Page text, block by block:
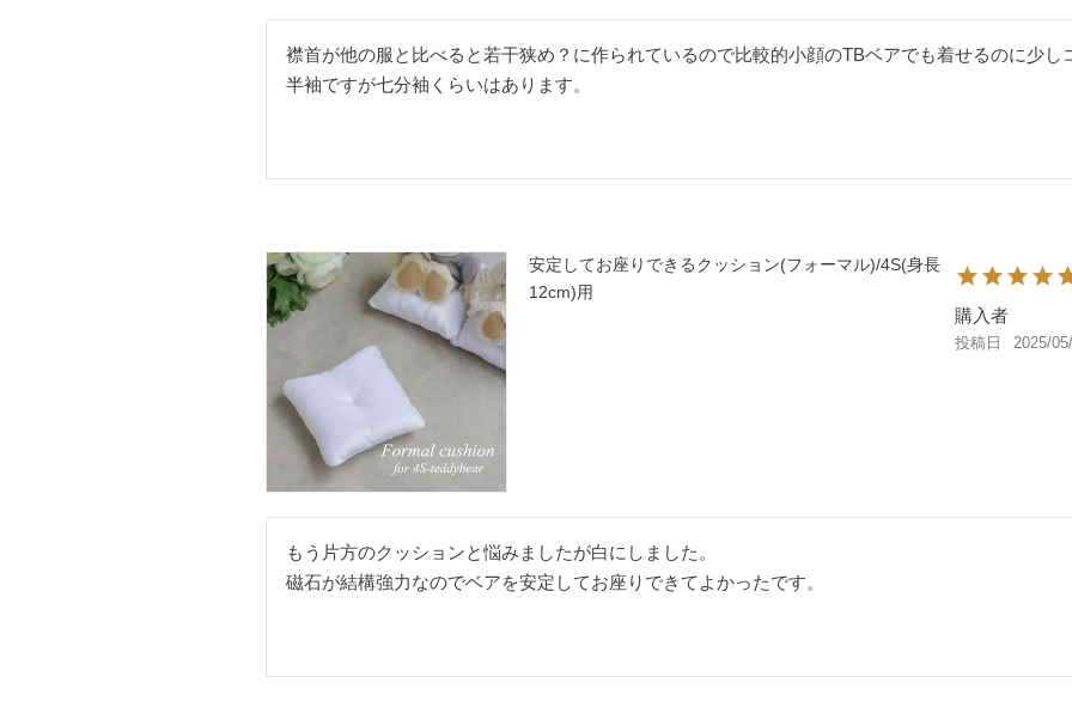
襟首が他の服と比べると若干狭め？に作られているので比較的小顔のTBベアでも着せるのに少し
半袖ですが七分袖くらいはあります。
安定してお座りできるクッション(フォーマル)/4S(身長
12cm)用
購入者
投稿日 2025/
もう片方のクッションと悩みましたが白にしました。
磁石が結構強力なのでベアを安定してお座りできてよかったです。